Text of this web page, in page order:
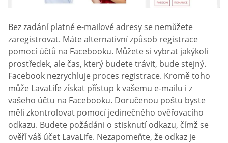
Bez zadání platné e-mailové adresy se nemůžete
zaregistrovat. Máte alternativní způsob registrace
pomocí účtů na Facebooku. Můžete si vybrat jakýkoli
prostředek, ale čas, který budete trávit, bude stejný.
Facebook nezrychluje proces registrace. Kromě toho
může LavaLife získat přístup k vašemu e-mailu i z
vašeho účtu na Facebooku. Doručenou poštu byste
měli zkontrolovat pomocí jedinečného ověřovacího
odkazu. Budete požádáni o stisknutí odkazu, čímž se
ověří váš účet LavaLife. Nezapomeňte, že odkaz je